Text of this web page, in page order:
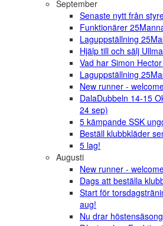
September
Senaste nytt från
Funktionärer
Laguppställning
Hjälp till och sälj
Vad har Simon
Laguppställning
New runner -
DalaDubbeln 14-15
24 sep)
5 kämpande SSK
Beställ klubbkläder
5 lag!
Augusti
New runner -
Dags att beställa
Start för
aug!
Nu drar